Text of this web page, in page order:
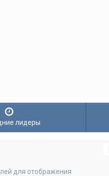
лидеры
для отображения